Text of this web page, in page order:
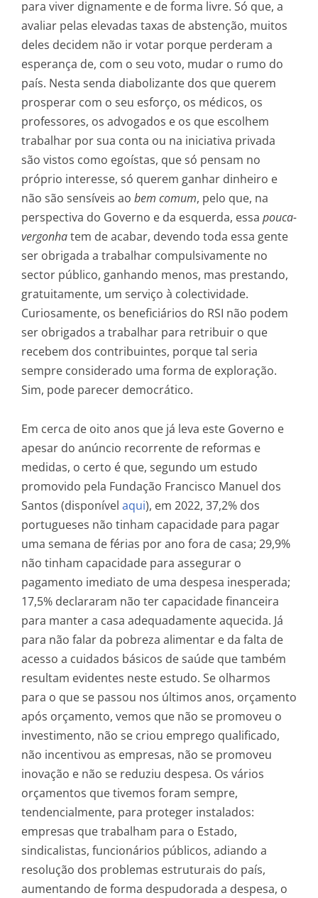
para viver dignamente e de forma livre. Só que, a
avaliar pelas elevadas taxas de abstenção, muitos
deles decidem não ir votar porque perderam a
esperança de, com o seu voto, mudar o rumo do
país. Nesta senda diabolizante dos que querem
prosperar com o seu esforço, os médicos, os
professores, os advogados e os que escolhem
trabalhar por sua conta ou na iniciativa privada
são vistos como egoístas, que só pensam no
próprio interesse, só querem ganhar dinheiro e
não são sensíveis ao bem comum, pelo que, na
perspectiva do Governo e da esquerda, essa pouca-
vergonhatem de acabar, devendo toda essa gente
ser obrigada a trabalhar compulsivamente no
sector público, ganhando menos, mas prestando,
gratuitamente, um serviço à colectividade.
Curiosamente, os beneficiários do RSI não podem
ser obrigados a trabalhar para retribuir o que
recebem dos contribuintes, porque tal seria
sempre considerado uma forma de exploração.
Sim, pode parecer democrático.
Em cerca de oito anos que já leva este Governo e
apesar do anúncio recorrente de reformas e
medidas, o certo é que, segundo um estudo
promovido pela Fundação Francisco Manuel dos
Santos (disponível aqui), em 2022, 37,2% dos
portugueses não tinham capacidade para pagar
uma semana de férias por ano fora de casa; 29,9%
não tinham capacidade para assegurar o
pagamento imediato de uma despesa inesperada;
17,5% declararam não ter capacidade financeira
para manter a casa adequadamente aquecida. Já
para não falar da pobreza alimentar e da falta de
acesso a cuidados básicos de saúde que também
resultam evidentes neste estudo. Se olharmos
para o que se passou nos últimos anos, orçamento
após orçamento, vemos que não se promoveu o
investimento, não se criou emprego qualificado,
não incentivou as empresas, não se promoveu
inovação e não se reduziu despesa. Os vários
orçamentos que tivemos foram sempre,
tendencialmente, para proteger instalados:
empresas que trabalham para o Estado,
sindicalistas, funcionários públicos, adiando a
resolução dos problemas estruturais do país,
aumentando de forma despudorada a despesa, o